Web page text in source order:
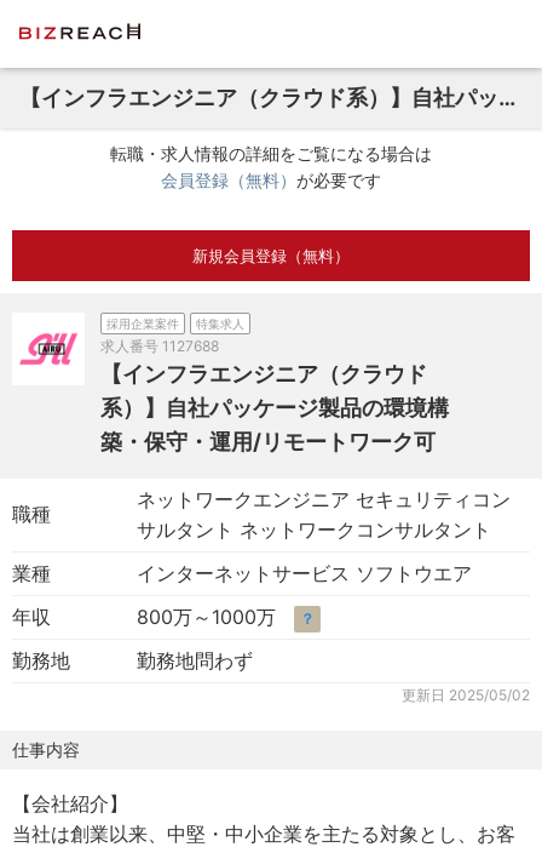
【インフラエンジニア（クラウド系）】自社パッケージ製品の環境構築・保守・運用/リモートワーク可
転職・求人情報の詳細をご覧になる場合は
会員登録（無料） が必要です
新規会員登録（無料）
採用企業案件 特集求人
求人番号 1127688
【インフラエンジニア（クラウド
系）】自社パッケージ製品の環境構
築・保守・運用/リモートワーク可
職種
ネットワークエンジニア セキュリティコン
サルタント ネットワークコンサルタント
業種
インターネットサービス ソフトウエア
年収
800万～1000万 ？
勤務地 勤務地問わず
更新日 2025/05/02
仕事内容
【会社紹介】
当社は創業以来、中堅・中小企業を主たる対象とし、お客